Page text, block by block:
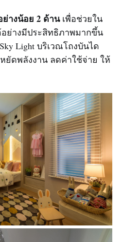
างน้อย 2 ด้านเพื่อช่วยใน
ย่างมีประสิทธิภาพมากขึ้น
Light บริเวณโถงบันได
ยัดพลังงาน ลดค่าใช้จ่าย ให้